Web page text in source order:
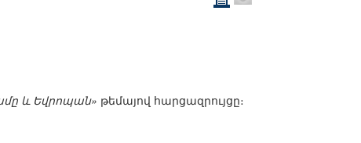
և Եվրոպան» թեմայով հարցազրույցը։